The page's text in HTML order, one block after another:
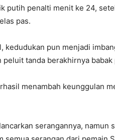
putih penalti menit ke 24,
pas.
kedudukan pun menjadi
tanda berakhirnya babak
menambah keunggulan
serangannya, namun